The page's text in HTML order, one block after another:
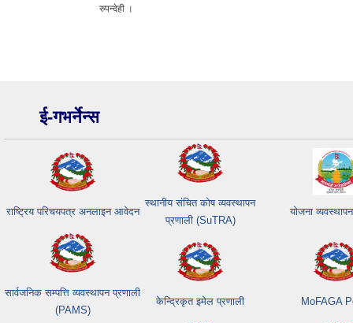
रुपन्देही ।
ई-गभर्नेन्स
राष्ट्रिय परिचयपत्र अनलाइन आवेदन
स्थानीय संचित कोष व्यवस्थापन
प्रणाली (SuTRA)
योजना
सार्वजनिक सम्पत्ति व्यवस्थापन प्रणाली
(PAMS)
केन्द्रिकृत इमेल प्रणाली MoFAGA